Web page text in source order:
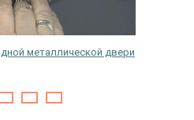
металлической двери